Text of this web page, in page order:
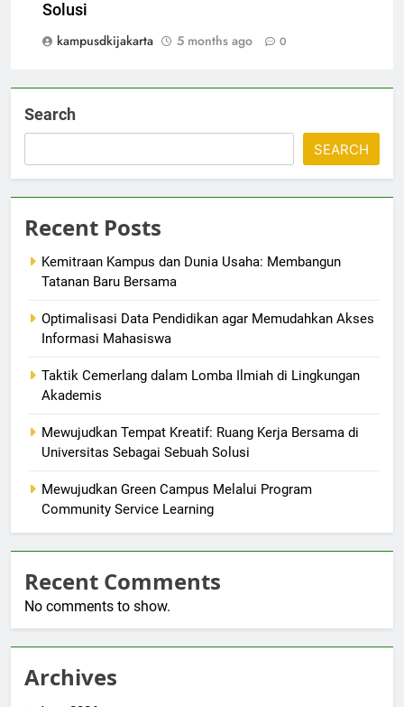
Solusi
kampusdkijakarta
5 months ago 0
Search
SEARCH
Recent Posts
Kemitraan Kampus dan Dunia Usaha: Membangun
Tatanan Baru Bersama
Optimalisasi Data Pendidikan agar Memudahkan Akses
Informasi Mahasiswa
Taktik Cemerlang dalam Lomba Ilmiah di Lingkungan
Akademis
Mewujudkan Tempat Kreatif: Ruang Kerja Bersama di
Universitas Sebagai Sebuah Solusi
Mewujudkan Green Campus Melalui Program
Community Service Learning
Recent Comments
No comments to show.
Archives